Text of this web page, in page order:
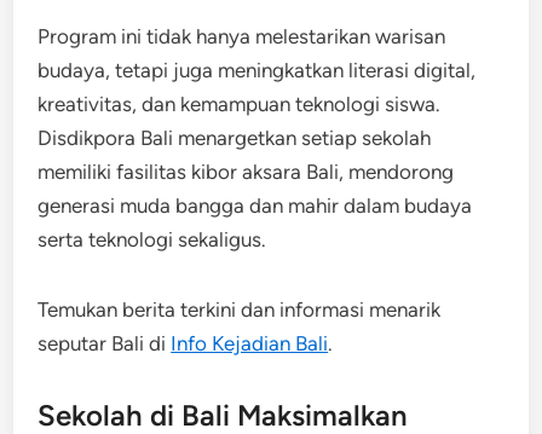
Program ini tidak hanya melestarikan warisan
budaya, tetapi juga meningkatkan literasi digital,
kreativitas, dan kemampuan teknologi siswa.
Disdikpora Bali menargetkan setiap sekolah
memiliki fasilitas kibor aksara Bali, mendorong
generasi muda bangga dan mahir dalam budaya
serta teknologi sekaligus.
Temukan berita terkini dan informasi menarik
seputar Bali di Info Kejadian Bali.
Sekolah di Bali Maksimalkan